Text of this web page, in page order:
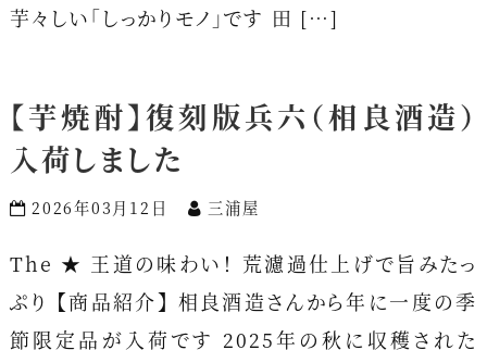
芋々しい「しっかりモノ」です 田 […]
【芋焼酎】復刻版兵六（相良酒造）
入荷しました
2026年03月12日 三浦屋
The ★ 王道の味わい！ 荒濾過仕上げで旨みたっ
ぷり 【商品紹介】 相良酒造さんから年に一度の季
節限定品が入荷です 2025年の秋に収穫された